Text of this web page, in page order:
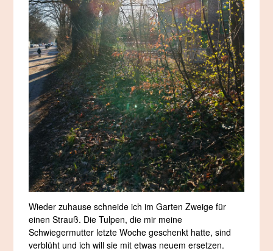
Wieder zuhause schneide ich im Garten Zweige für
einen Strauß. Die Tulpen, die mir meine
Schwiegermutter letzte Woche geschenkt hatte, sind
verblüht und ich will sie mit etwas neuem ersetzen.